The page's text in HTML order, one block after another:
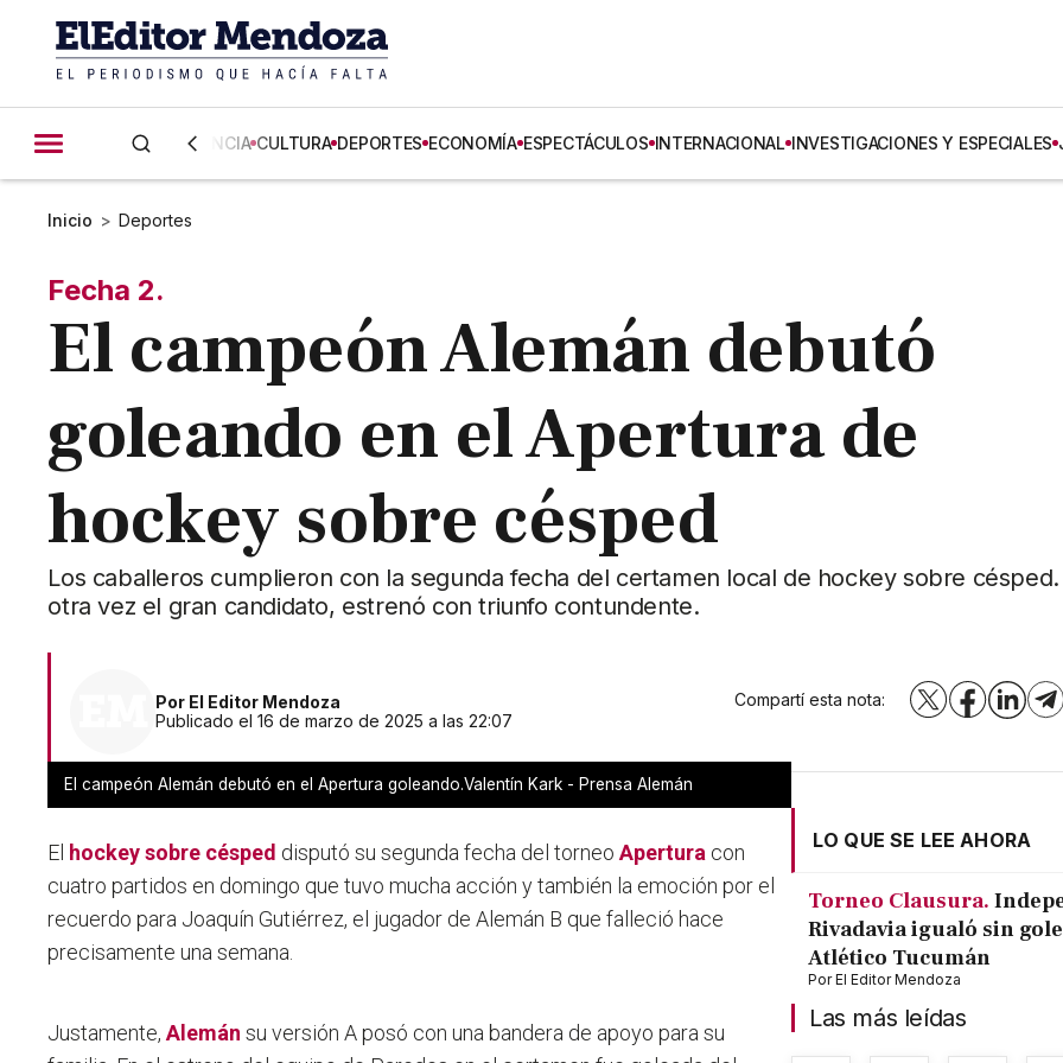
CIENCIA CULTURA DEPORTES ECONOMÍA ESPECTÁCULOS INTERNACIONAL INVESTIGACIONES Y ESPECIALES
Inicio > Deportes
Fecha 2.
El campeón Alemán debutó
goleando en el Apertura de
hockey sobre césped
Los caballeros cumplieron con la segunda fecha del certamen local de hockey sobre césped.
otra vez el gran candidato, estrenó con triunfo contundente.
Por El Editor Mendoza
Publicado el 16 de marzo de 2025 a las 22:07
Compartí esta nota: X Facebook
El campeón Alemán debutó en el Apertura goleando.Valentín Kark - Prensa Alemán
El hockey sobre césped disputó su segunda fecha del torneoApertura con
cuatro partidos en domingo que tuvo mucha acción y también la emoción por el
recuerdo para Joaquín Gutiérrez, el jugador de Alemán B que falleció hace
precisamente una semana.
Justamente,Alemánsu versión A posó con una bandera de apoyo para su
LO QUE SE LEE AHORA
Torneo Clausura.
Rivadavia igualó sin
Atlético Tucumán
PorEl Editor Mendoza
Las más leídas